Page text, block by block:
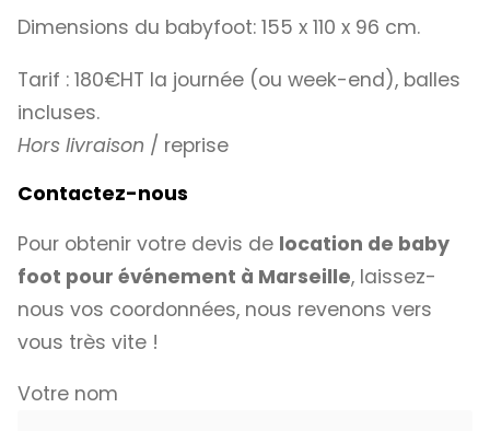
Dimensions du babyfoot: 155 x 110 x 96 cm.
Tarif : 180€HT la journée (ou week-end), balles
incluses.
Hors livraison / reprise
Contactez-nous
Pour obtenir votre devis de location de baby
foot pour événement à Marseille, laissez-
nous vos coordonnées, nous revenons vers
vous très vite !
Votre nom